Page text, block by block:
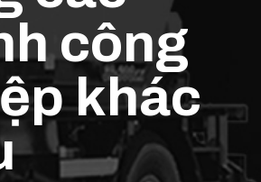
công
khác